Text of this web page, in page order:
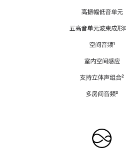
高振幅低音单元
五高音单元波束成形
空间音频脚
¹
室内空间感应
支持立体声组合脚
²
多房间音频脚
³